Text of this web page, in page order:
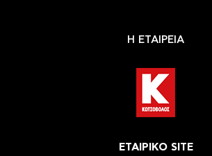
Η ΕΤΑΙΡΕΙΑ
ΕΤΑΙΡΙΚΟ SITE